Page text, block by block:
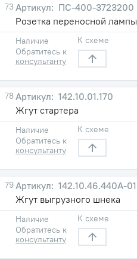
73
ПС-400-3723200
Розетка переносной лампы
Наличие
Обратитесь к
консультанту
К схеме
78
142.10.01.170
Жгут стартера
Наличие
Обратитесь к
консультанту
К схеме
79
142.10.46.440А-01
Жгут выгрузного шнека
Наличие
Обратитесь к
консультанту
К схеме